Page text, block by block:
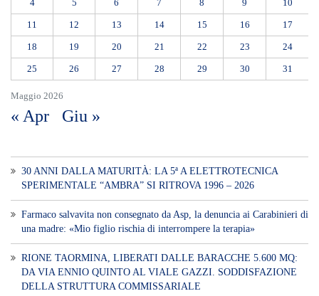
Maggio 2026
4 5 6 7 8 9 10
11 12 13 14 15 16 17
18 19 20 21 22 23 24
25 26 27 28 29 30 31
« Apr Giu »
30 ANNI DALLA MATURITÀ: LA 5ª A ELETTROTECNICA
SPERIMENTALE “AMBRA” SI RITROVA 1996 – 2026
Farmaco salvavita non consegnato da Asp, la denuncia ai Carabinieri di
una madre: «Mio figlio rischia di interrompere la terapia»
RIONE TAORMINA, LIBERATI DALLE BARACCHE 5.600 MQ:
DA VIA ENNIO QUINTO AL VIALE GAZZI. SODDISFAZIONE
DELLA STRUTTURA COMMISSARIALE